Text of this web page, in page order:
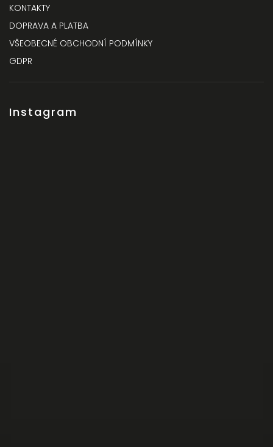
KONTAKTY
DOPRAVA A PLATBA
VŠEOBECNÉ OBCHODNÍ PODMÍNKY
GDPR
Instagram